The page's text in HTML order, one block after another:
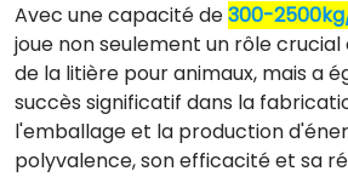
Avec une capacitéde300-2500
joue non seulement un rôle crucial
de la litière pour animaux, mais a
succès significatif dans la
l'emballage et la production
polyvalence, son efficacité et sa